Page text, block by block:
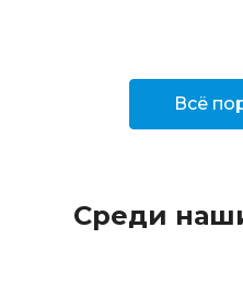
Всё
Среди